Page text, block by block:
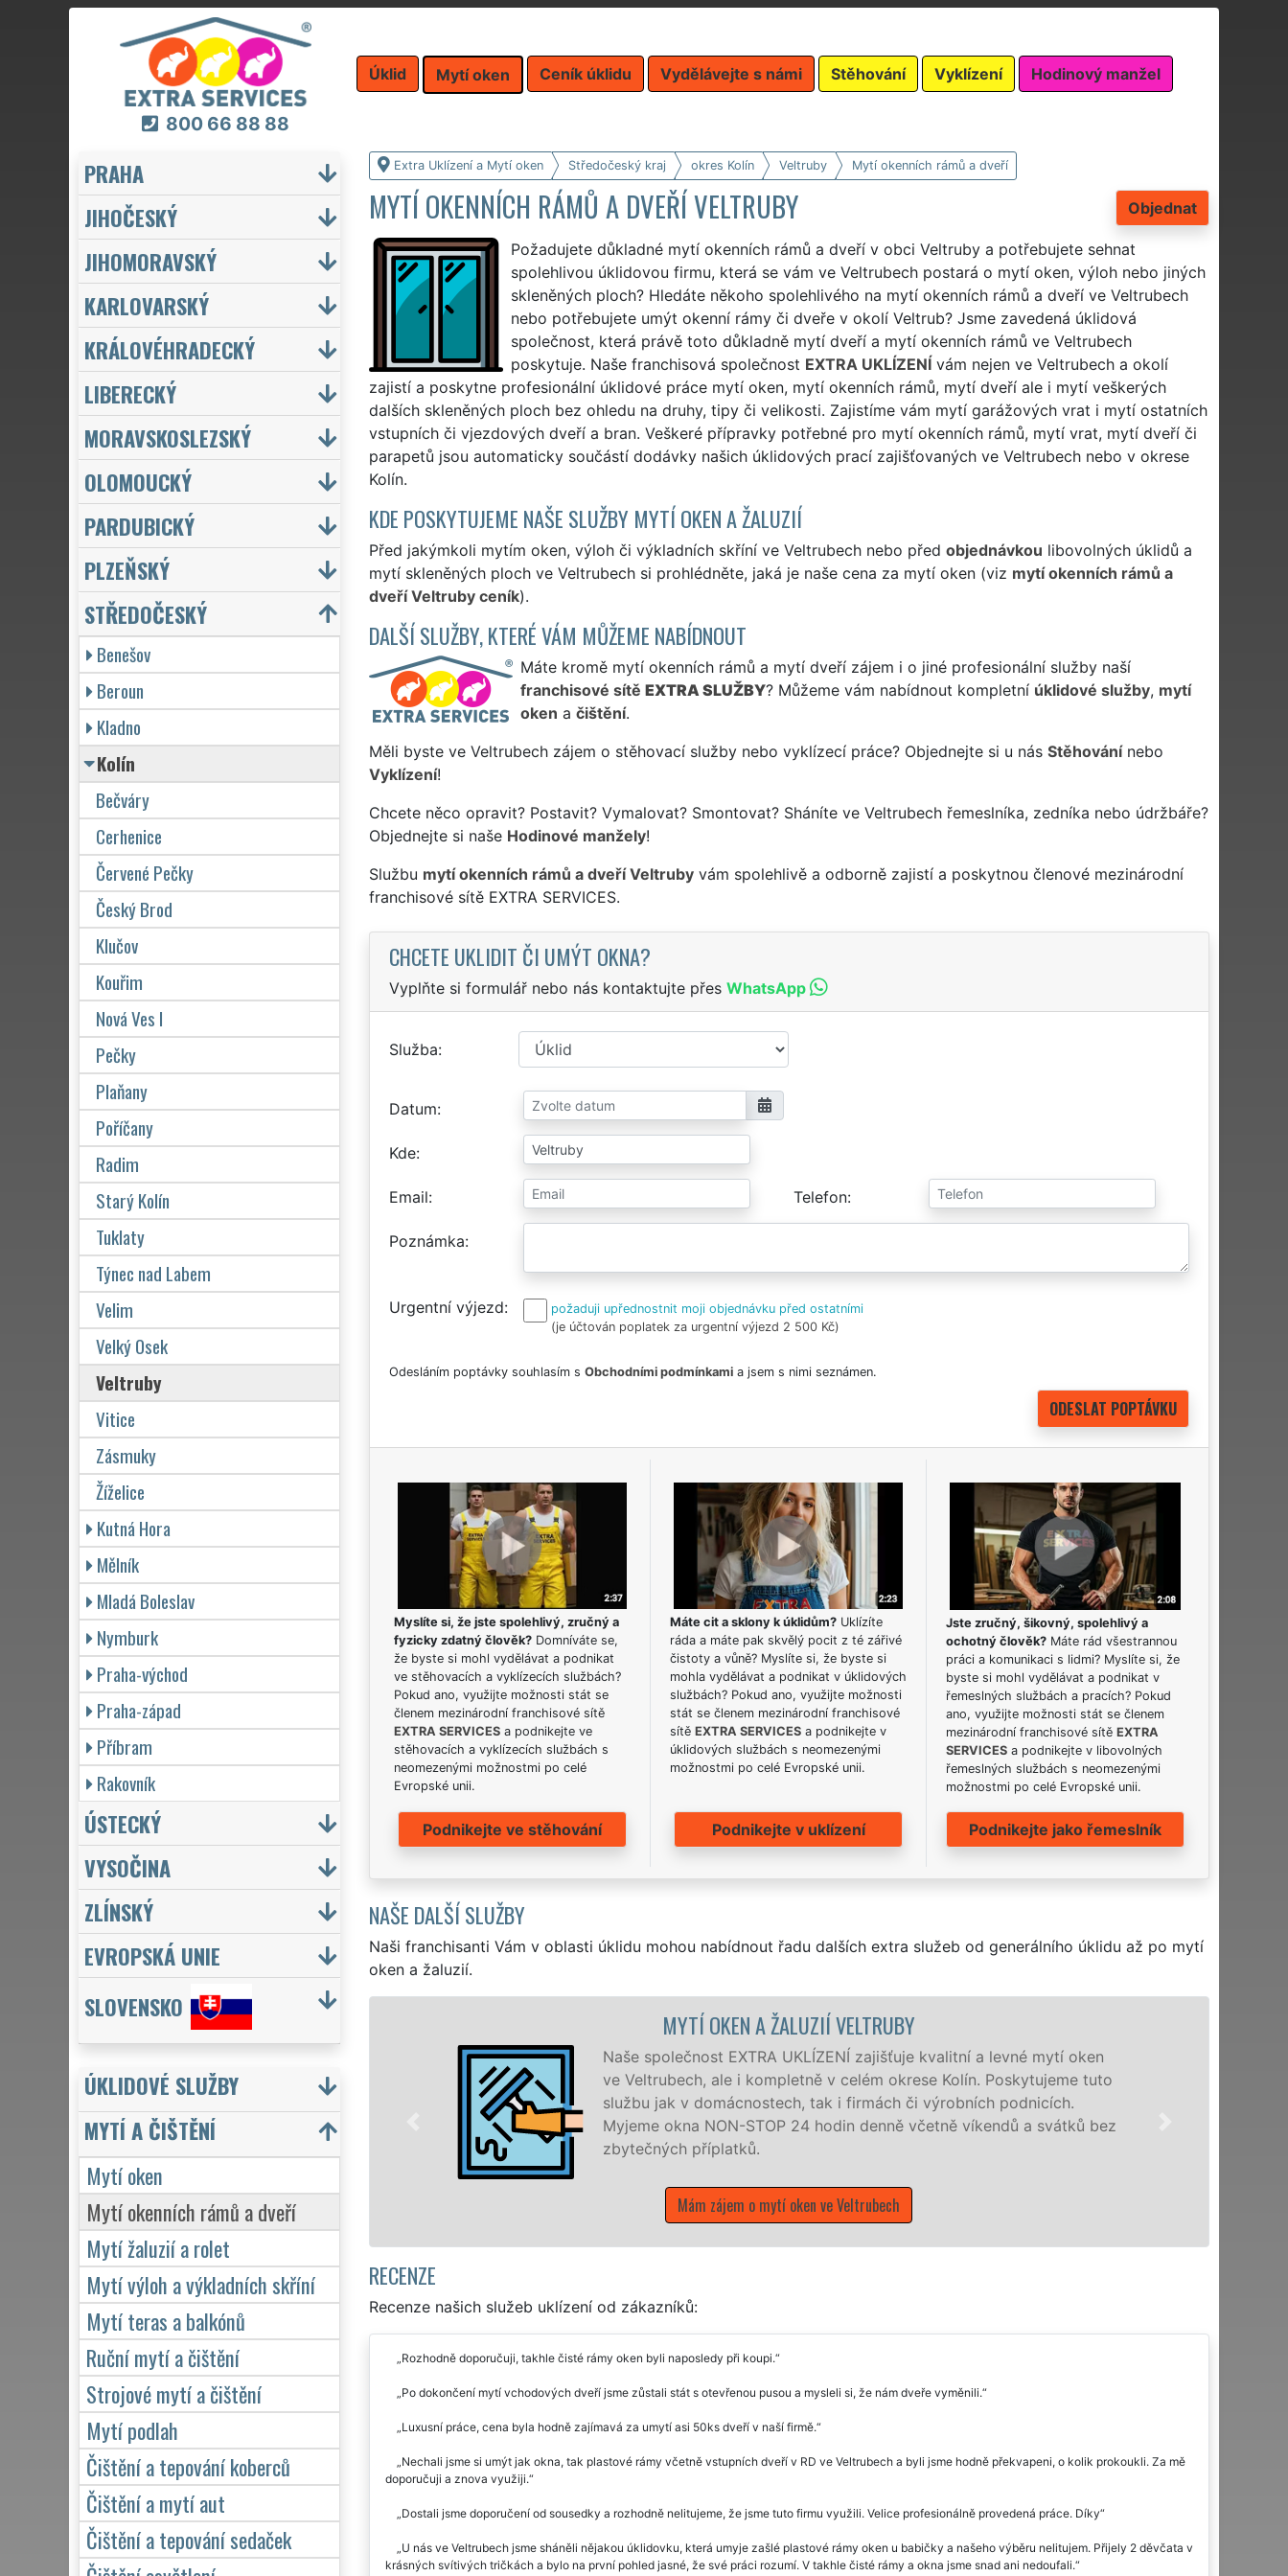
800 66 88 88
Úklid Mytí oken Ceník úklidu Vydělávejte s námi Stěhování Vyklízení Hodinový manžel
Extra Uklízení a Mytí oken Středočeský kraj okres Kolín Veltruby Mytí okenních rámů a dveří
Objednat
MYTÍ OKENNÍCH RÁMŮ A DVEŘÍ VELTRUBY
Požadujete důkladné mytí okenních rámů a dveří v obci Veltruby a potřebujete sehnat
spolehlivou úklidovou firmu, která se vám ve Veltrubech postará o mytí oken, výloh nebo jiných
skleněných ploch? Hledáte někoho spolehlivého na mytí okenních rámů a dveří ve Veltrubech
nebo potřebujete umýt okenní rámy či dveře v okolí Veltrub? Jsme zavedená úklidová
společnost, která právě toto důkladně mytí dveří a mytí okenních rámů ve Veltrubech
poskytuje. Naše franchisová společnost EXTRA UKLÍZENÍvám nejen ve Veltrubech a okolí
zajistí a poskytne profesionální úklidové práce mytí oken, mytí okenních rámů, mytí dveří ale i mytí veškerých
dalších skleněných ploch bez ohledu na druhy, tipy či velikosti. Zajistíme vám mytí garážových vrat i mytí ostatních
vstupních či vjezdových dveří a bran. Veškeré přípravky potřebné pro mytí okenních rámů, mytí vrat, mytí dveří či
parapetů jsou automaticky součástí dodávky našich úklidových prací zajišťovaných ve Veltrubech nebo v okrese
Kolín.
KDE POSKYTUJEME NAŠE SLUŽBY MYTÍ OKEN A ŽALUZIÍ
Před jakýmkoli mytím oken, výloh či výkladních skříní ve Veltrubech nebo před objednávkou libovolných úklidů a
mytí skleněných ploch ve Veltrubech si prohlédněte, jaká je naše cena za mytí oken (viz mytí okenních rámů a
dveří Veltruby ceník).
DALŠÍ SLUŽBY, KTERÉ VÁM MŮŽEME NABÍDNOUT
Máte kromě mytí okenních rámů a mytí dveří zájem i o jiné profesionální služby naší
franchisové sítě EXTRA SLUŽBY? Můžeme vám nabídnout kompletní úklidové služby, mytí
oken a čištění.
Měli byste ve Veltrubech zájem o stěhovací služby nebo vyklízecí práce? Objednejte si u nás Stěhovánínebo
Vyklízení!
Chcete něco opravit? Postavit? Vymalovat? Smontovat? Sháníte ve Veltrubech řemeslníka, zedníka nebo údržbáře?
Objednejte si naše Hodinové manžely!
Službu mytí okenních rámů a dveří Veltrubyvám spolehlivě a odborně zajistí a poskytnou členové mezinárodní
franchisové sítě EXTRA SERVICES.
CHCETE UKLIDIT ČI UMÝT OKNA?
Vyplňte si formulář nebo nás kontaktujte přes WhatsApp
Služba
Datum
Kde
Email Telefon
Poznámka
Urgentní výjezd
požaduji upřednostnit moji objednávku před ostatními
(je účtován poplatek za urgentní výjezd 2 500 Kč)
Odesláním poptávky souhlasím s Obchodními podmínkamia jsem s nimi seznámen.
Myslíte si, že jste spolehlivý, zručný a
fyzicky zdatný člověk?Domníváte se,
že byste si mohl vydělávat a podnikat
ve stěhovacích a vyklízecích službách?
Pokud ano, využijte možnosti stát se
členem mezinárodní franchisové sítě
EXTRA SERVICESa podnikejte ve
stěhovacích a vyklízecích službách s
neomezenými možnostmi po celé
Evropské unii.
Podnikejte ve stěhování
Máte cit a sklony k úklidům?Uklízíte
ráda a máte pak skvělý pocit z té zářivé
čistoty a vůně? Myslíte si, že byste si
mohla vydělávat a podnikat v úklidových
službách? Pokud ano, využijte možnosti
stát se členem mezinárodní franchisové
sítě EXTRA SERVICESa podnikejte v
úklidových službách s neomezenými
možnostmi po celé Evropské unii.
Podnikejte v uklízení
Jste zručný, šikovný, spolehlivý a
ochotný člověk? Máte rád všestrannou
práci a komunikaci s lidmi? Myslíte si, že
byste si mohl vydělávat a podnikat v
řemeslných službách a pracích? Pokud
ano, využijte možnosti stát se členem
mezinárodní franchisové sítěEXTRA
SERVICES a podnikejte v libovolných
řemeslných službách s neomezenými
možnostmi po celé Evropské unii.
Podnikejte jako řemeslník
NAŠE DALŠÍ SLUŽBY
Naši franchisanti Vám v oblasti úklidu mohou nabídnout řadu dalších extra služeb od generálního úklidu až po mytí
oken a žaluzií.
MYTÍ OKEN A ŽALUZIÍ VELTRUBY
Naše společnost EXTRA UKLÍZENÍ zajišťuje kvalitní a levné mytí oken
ve Veltrubech, ale i kompletně v celém okrese Kolín. Poskytujeme tuto
službu jak v domácnostech, tak i firmách či výrobních podnicích.
Myjeme okna NON-STOP 24 hodin denně včetně víkendů a svátků bez
zbytečných příplatků.
Mám zájem o mytí oken ve Veltrubech
RECENZE
Recenze našich služeb uklízení od zákazníků:
Rozhodně doporučuji, takhle čisté rámy oken byli naposledy při koupi.
Po dokončení mytí vchodových dveří jsme zůstali stát s otevřenou pusou a mysleli si, že nám dveře vyměnili.
Luxusní práce, cena byla hodně zajímavá za umytí asi 50ks dveří v naší firmě.
Nechali jsme si umýt jak okna, tak plastové rámy včetně vstupních dveří v RD ve Veltrubech a byli jsme hodně překvapeni, o kolik prokoukli. Za mě
doporučuji a znova využiji.
Dostali jsme doporučení od sousedky a rozhodně nelitujeme, že jsme tuto firmu využili. Velice profesionálně provedená práce. Díky
U nás ve Veltrubech jsme sháněli nějakou úklidovku, která umyje zašlé plastové rámy oken u babičky a našeho výběru nelitujem. Přijely 2 děvčata v
krásných svítivých tričkách a bylo na první pohled jasné, že své práci rozumí. V takhle čisté rámy a okna jsme snad ani nedoufali.
PRAHA
JIHOČESKÝ
JIHOMORAVSKÝ
KARLOVARSKÝ
KRÁLOVÉHRADECKÝ
LIBERECKÝ
MORAVSKOSLEZSKÝ
OLOMOUCKÝ
PARDUBICKÝ
PLZEŇSKÝ
STŘEDOČESKÝ
Benešov
Beroun
Kladno
Kolín
Bečváry
Cerhenice
Červené Pečky
Český Brod
Klučov
Kouřim
Nová Ves I
Pečky
Plaňany
Poříčany
Radim
Starý Kolín
Tuklaty
Týnec nad Labem
Velim
Velký Osek
Veltruby
Vitice
Zásmuky
Žíželice
Kutná Hora
Mělník
Mladá Boleslav
Nymburk
Praha-východ
Praha-západ
Příbram
Rakovník
ÚSTECKÝ
VYSOČINA
ZLÍNSKÝ
EVROPSKÁ UNIE
SLOVENSKO
ÚKLIDOVÉ SLUŽBY
MYTÍ A ČIŠTĚNÍ
Mytí oken
Mytí okenních rámů a dveří
Mytí žaluzií a rolet
Mytí výloh a výkladních skříní
Mytí teras a balkónů
Ruční mytí a čištění
Strojové mytí a čištění
Mytí podlah
Čištění a tepování koberců
Čištění a mytí aut
Čištění a tepování sedaček